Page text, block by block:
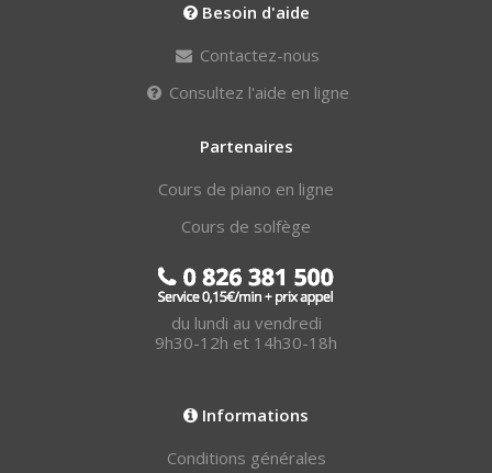
Besoin d'aide
Contactez-nous
Consultez l'aide en ligne
Partenaires
Cours de piano en ligne
Cours de solfège
du lundi au vendredi
9h30-12h et 14h30-18h
Informations
Conditions générales